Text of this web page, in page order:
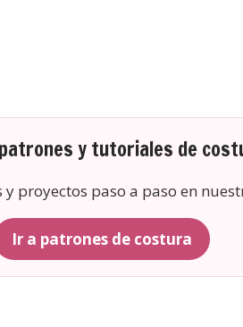
y tutoriales de
proyectos paso a paso en
Ir a patrones de costura